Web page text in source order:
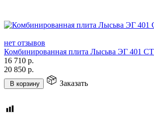
нет отзывов
Комбинированная плита Лысьва ЭГ 401
16 710 р.
20 850 р.
В корзину Заказать